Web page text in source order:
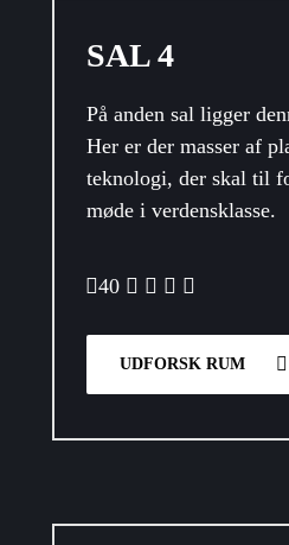
SAL 4
På anden sal ligger
Her er der masser af
teknologi, der skal til
møde i verdensklasse.
40
UDFORSK RUM